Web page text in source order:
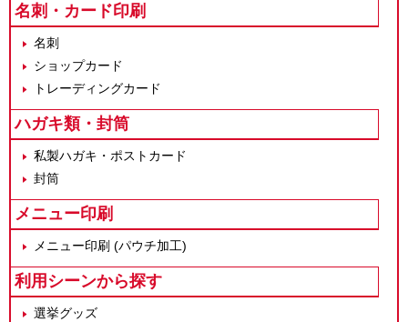
名刺・カード印刷
名刺
ショップカード
トレーディングカード
ハガキ類・封筒
私製ハガキ・ポストカード
封筒
メニュー印刷
メニュー印刷 (パウチ加工)
利用シーンから探す
選挙グッズ